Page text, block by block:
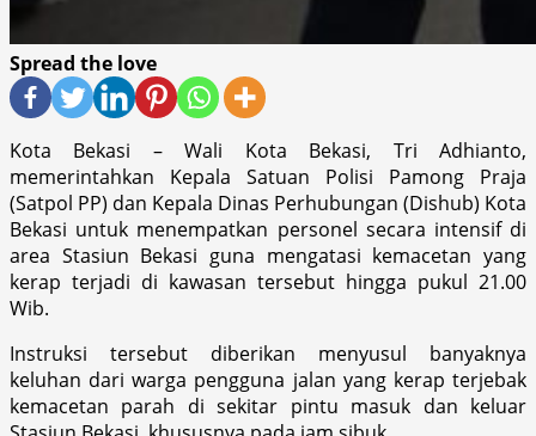
Spread the love
Kota Bekasi – Wali Kota Bekasi, Tri Adhianto,
memerintahkan Kepala Satuan Polisi Pamong Praja
(Satpol PP) dan Kepala Dinas Perhubungan (Dishub) Kota
Bekasi untuk menempatkan personel secara intensif di
area Stasiun Bekasi guna mengatasi kemacetan yang
kerap terjadi di kawasan tersebut hingga pukul 21.00
Wib.
Instruksi tersebut diberikan menyusul banyaknya
keluhan dari warga pengguna jalan yang kerap terjebak
kemacetan parah di sekitar pintu masuk dan keluar